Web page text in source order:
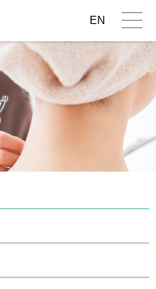
EN